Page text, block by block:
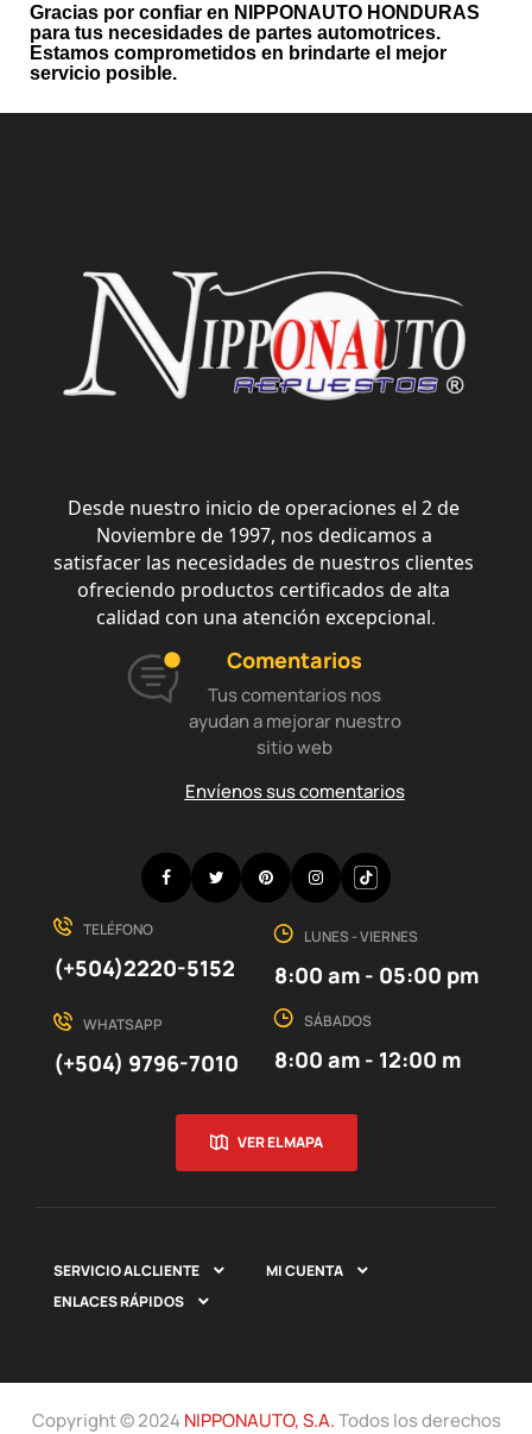
Gracias por confiar en NIPPONAUTO HONDURAS
para tus necesidades de partes automotrices.
Estamos comprometidos en brindarte el mejor
servicio posible.
Desde nuestro inicio de operaciones el 2 de
Noviembre de 1997, nos dedicamos a
satisfacer las necesidades de nuestros clientes
ofreciendo productos certificados de alta
calidad con una atención excepcional.
Comentarios
Tus comentarios nos
ayudan a mejorar nuestro
sitio web
Envíenos sus comentarios
TELÉFONO
(+504)2220-5152
WHATSAPP
(+504) 9796-7010
LUNES - VIERNES
8:00 am - 05:00 pm
SÁBADOS
8:00 am - 12:00 m
VER EL MAPA
FacebookTwitterPinterestInstagram
Discord
SERVICIO AL CLIENTE  MI CUENTA 
ENLACES RÁPIDOS 
Copyright © 2024 NIPPONAUTO, S.A.Todos los derechos